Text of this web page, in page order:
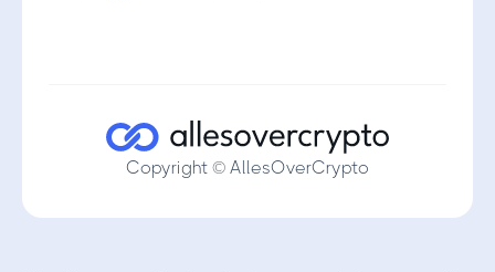
Copyright © AllesOverCrypto